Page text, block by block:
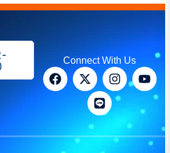
Connect With Us